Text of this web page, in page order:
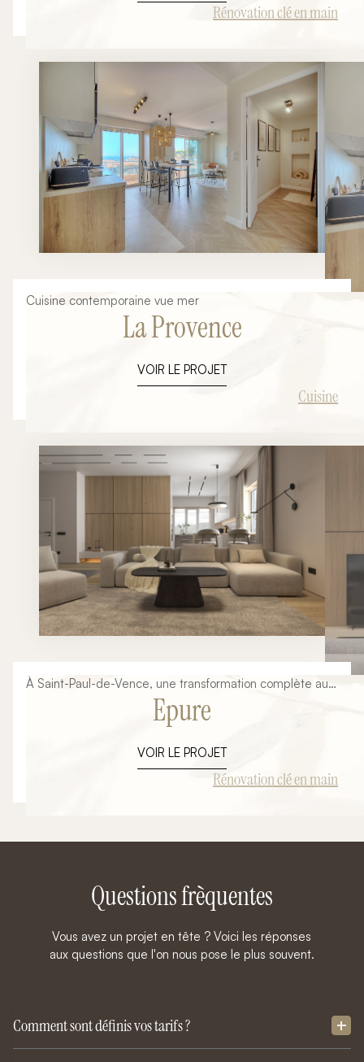
Rénovation clé en main
Cuisine contemporaine vue mer
La Provence
VOIR LE PROJET
Cuisine
À Saint-Paul-de-Vence, une transformation complète au
service d’un lieu de vie élégant
Epure
VOIR LE PROJET
Rénovation clé en main
Questions frèquentes
Vous avez un projet en tête ? Voici les réponses
aux questions que l'on nous pose le plus souvent.
Comment sont définis vos tarifs ?